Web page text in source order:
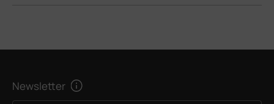
Newsletter